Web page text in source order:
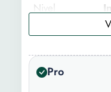
Nivel
Pro